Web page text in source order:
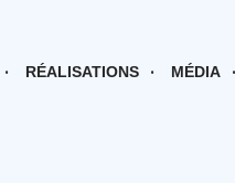
RÉALISATIONS MÉDIA